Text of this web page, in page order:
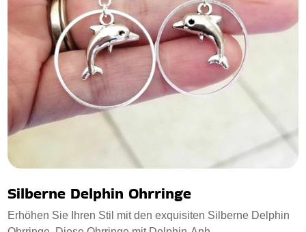
Silberne Delphin Ohrringe
Erhöhen Sie Ihren Stil mit den exquisiten Silberne Delphin